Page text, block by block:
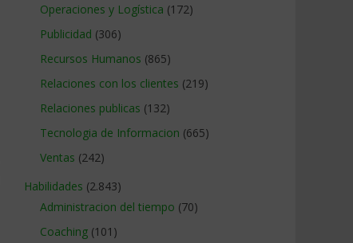
Operaciones y Logística (172)
Publicidad (306)
Recursos Humanos (865)
Relaciones con los clientes (219)
Relaciones publicas (132)
Tecnologia de Informacion (665)
Ventas (242)
Habilidades (2.843)
Administracion del tiempo (70)
Coaching (101)